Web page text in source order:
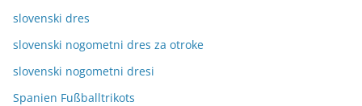
slovenski dres
slovenski nogometni dres za otroke
slovenski nogometni dresi
Spanien Fußballtrikots